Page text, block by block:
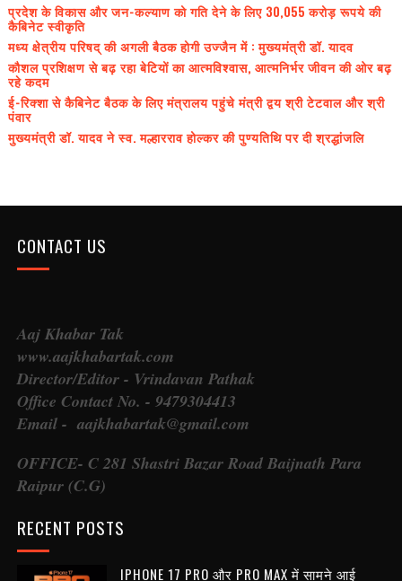
प्रदेश के विकास और जन-कल्याण को गति देने के लिए 30,055 करोड़ रूपये की
कैबिनेट स्वीकृति
मध्य क्षेत्रीय परिषद् की अगली बैठक होगी उज्जैन में : मुख्यमंत्री डॉ. यादव
कौशल प्रशिक्षण से बढ़ रहा बेटियों का आत्मविश्वास, आत्मनिर्भर जीवन की ओर बढ़
रहे कदम
ई-रिक्शा से कैबिनेट बैठक के लिए मंत्रालय पहुंचे मंत्री द्वय श्री टेटवाल और श्री
पंवार
मुख्यमंत्री डॉ. यादव ने स्व. मल्हारराव होल्कर की पुण्यतिथि पर दी श्रद्धांजलि
CONTACT US
Aaj Khabar Tak
www.aajkhabartak.com
Director/Editor - Vrindavan Pathak
Office Contact No. - 9479304413
Email - aajkhabartak@gmail.com
OFFICE- C 281 Shastri Bazar Road Baijnath Para
Raipur (C.G)
RECENT POSTS
IPHONE 17 PRO और PRO MAX में सामने आई